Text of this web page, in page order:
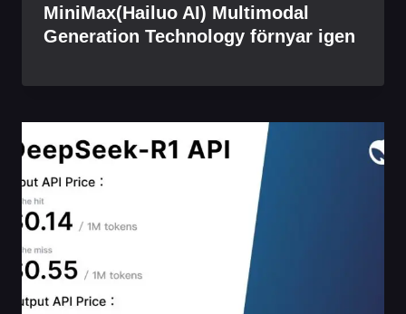
MiniMax(Hailuo AI) Multimodal
Generation Technology förnyar igen